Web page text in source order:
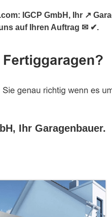
IGCP GmbH, Ihr ↗️
auf Ihren Auftrag ✉ ✔.
Ihr Garagenbauer.